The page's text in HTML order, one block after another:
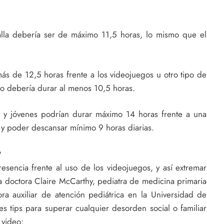
debería ser de máximo 11,5 horas, lo mismo que el
de 12,5 horas frente a los videojuegos u otro tipo de
debería durar al menos 10,5 horas.
jóvenes podrían durar máximo 14 horas frente a una
poder descansar mínimo 9 horas diarias.
frente al uso de los videojuegos, y así extremar
Claire McCarthy, pediatra de medicina primaria
auxiliar de atención pediátrica en la Universidad de
tips para superar cualquier desorden social o familiar